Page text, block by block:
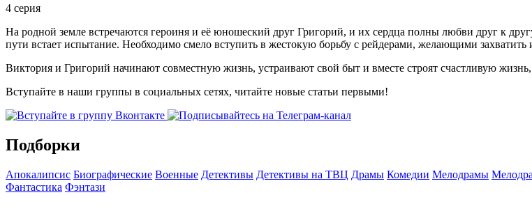
4 серия
На родной земле встречаются героиня и её юношеский друг Григорий, и их сердца полны любви друг к
пути встает испытание. Необходимо смело вступить в жестокую борьбу с рейдерами, желающими захватить
Виктория и Григорий начинают совместную жизнь, устраивают свой быт и вместе строят счастливую
Вступайте в наши группы в социальных сетях, читайте новые статьи первыми!
Подборки
Апокалипсис Биографические Военные Детективы Детективы на ТВЦ Драмы Комедии Мелодрамы
Фантастика Фэнтази